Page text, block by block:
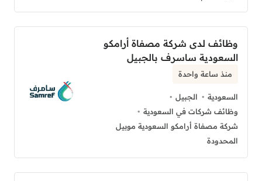
وظائف لدى شركة مصفاة أرامكو
السعودية ساسرف بالجبيل
منذ ساعة واحدة
السعودية
الجبيل
وظائف شركات في السعودية
شركة مصفاة أرامكو السعودية موبيل
المحدودة